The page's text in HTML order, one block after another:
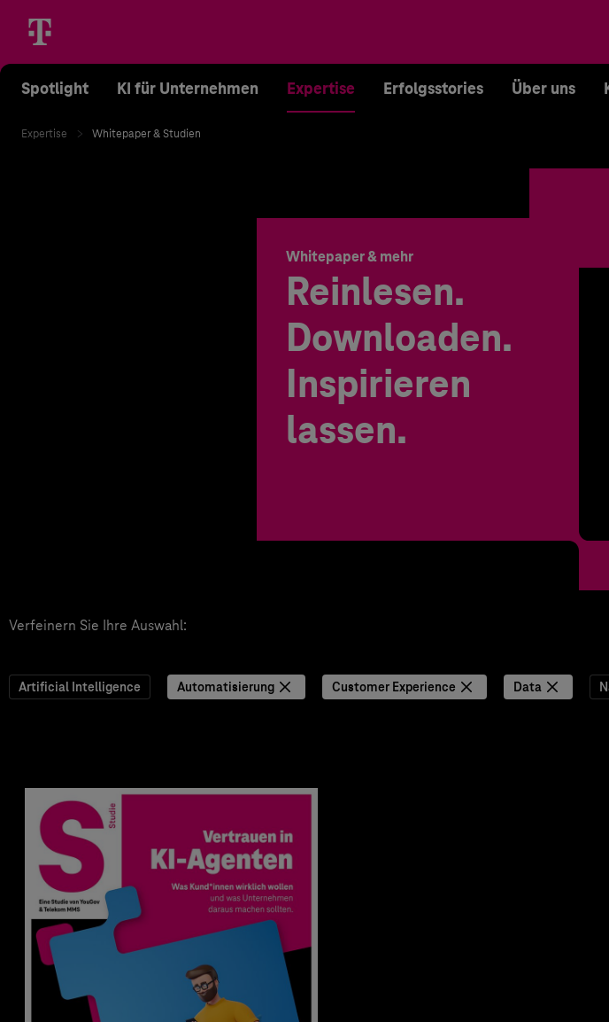
Spotlight KI für Unternehmen Expertise Erfolgsstories Über uns
Expertise Whitepaper & Studien
Whitepaper & mehr
Reinlesen.
Downloaden.
Inspirieren
lassen.
Verfeinern Sie Ihre Auswahl:
Artificial Intelligence Automatisierung Customer Experience Data